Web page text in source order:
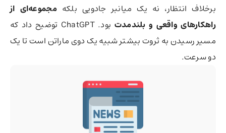
برخلاف انتظار، نه یک میانبر جادویی بلکه مجموعه‌ای از
راهکارهای واقعی و بلندمدت
بود. ChatGPT توضیح داد که
مسیر رسیدن به ثروت بیشتر شبیه یک دوی ماراتن است تا یک
دو سرعت.